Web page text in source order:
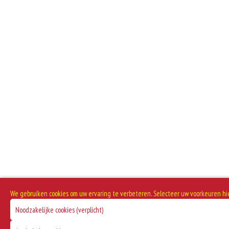
We gebruiken cookies om uw ervaring te verbeteren. Selecteer uw voorkeuren
Noodzakelijke cookies (verplicht)